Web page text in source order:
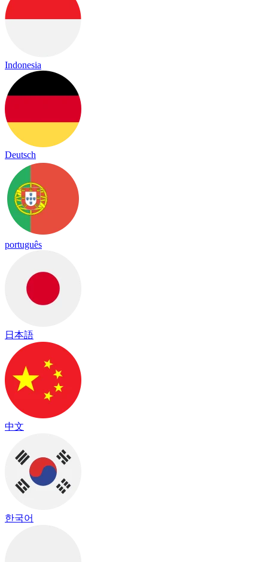
Indonesia
Deutsch
português
日本語
中文
한국어